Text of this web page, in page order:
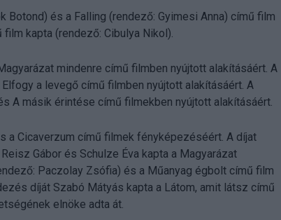
és a Falling (rendező: Gyimesi Anna) című film
kapta (rendező: Cibulya Nikol).
mindenre című filmben nyújtott alakításáért. A
a levegő című filmben nyújtott alakításáért. A
A másik érintése című filmekben nyújtott alakításáért.
a Cicaverzum című filmek fényképezéséért. A díjat
Gábor és Schulze Éva kapta a Magyarázat
Paczolay Zsófia) és a Műanyag égbolt című film
díját Szabó Mátyás kapta a Látom, amit látsz című
elnöke adta át.